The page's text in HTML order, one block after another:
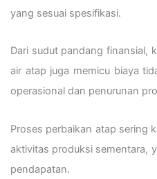
yang sesuai spesifikasi.
Dari sudut pandang finansial,
air atap juga memicu biaya
operasional dan penurunan
Proses perbaikan atap sering
aktivitas produksi sementara,
pendapatan.